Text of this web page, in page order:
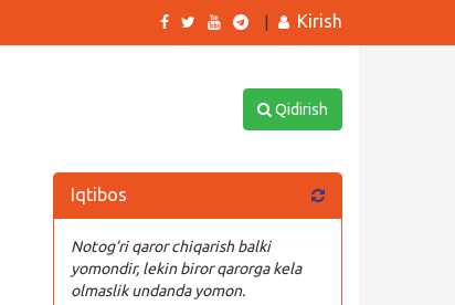
Kirish
Qidirish
Iqtibos
Notog’ri qaror chiqarish balki
yomondir, lekin biror qarorga kela
olmaslik undanda yomon.